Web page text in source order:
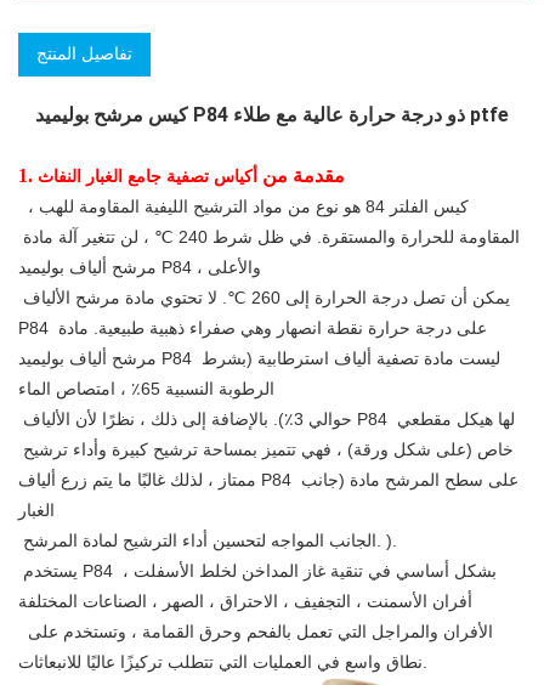
تفاصيل المنتج
كيس مرشح بوليميد P84 ذو درجة حرارة عالية مع طلاء ptfe
1. مقدمة من أكياس تصفية جامع الغبار النفاث
مرشح ألياف بوليميد P84 ، والأعلى
P84 على درجة حرارة نقطة انصهار وهي صفراء ذهبية طبيعية. مادة
مرشح ألياف بوليميد P84 ليست مادة تصفية ألياف استرطابية (بشرط
الرطوبة النسبية 65٪ ، امتصاص الماء
ممتاز ، لذلك غالبًا ما يتم زرع ألياف P84 على سطح المرشح مادة (جانب
الغبار
الجانب المواجه لتحسين أداء الترشيح لمادة المرشح. ).
أفران الأسمنت ، التجفيف ، الاحتراق ، الصهر ، الصناعات المختلفة